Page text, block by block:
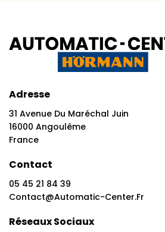
Adresse
31 Avenue Du Maréchal Juin
16000 Angoulême
France
Contact
05 45 21 84 39
Contact@automatic-Center.fr
Réseaux Sociaux